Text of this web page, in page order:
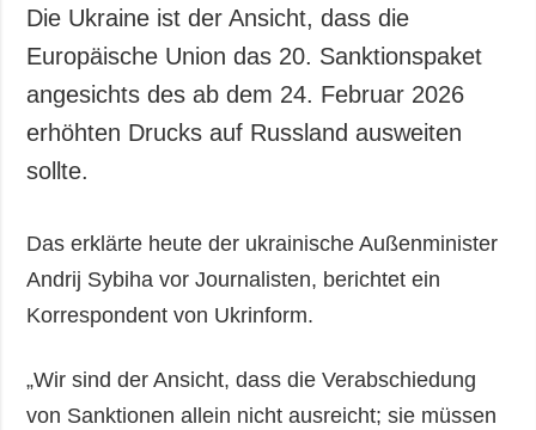
Die Ukraine ist der Ansicht, dass die
Europäische Union das 20. Sanktionspaket
angesichts des ab dem 24. Februar 2026
erhöhten Drucks auf Russland ausweiten
sollte.
Das erklärte heute der ukrainische Außenminister
Andrij Sybiha vor Journalisten, berichtet ein
Korrespondent von Ukrinform.
„Wir sind der Ansicht, dass die Verabschiedung
von Sanktionen allein nicht ausreicht; sie müssen